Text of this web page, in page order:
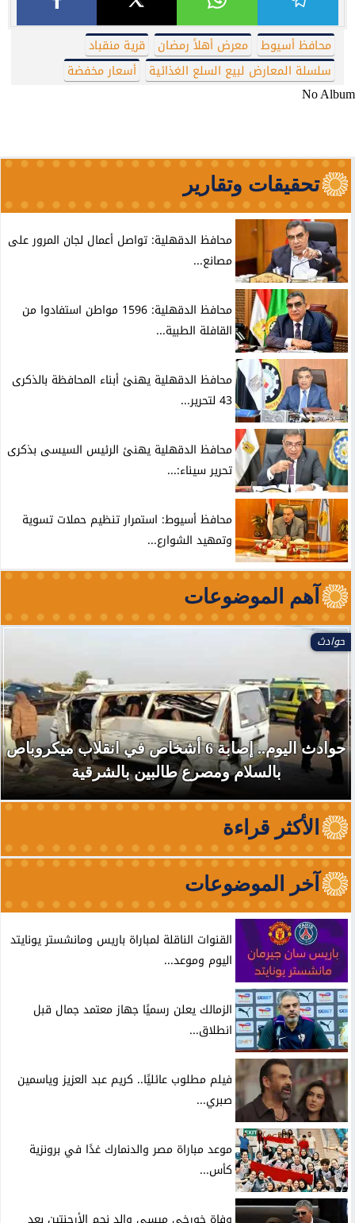
محافظ أسيوط معرض أهلاً رمضان
قرية منقباد
سلسلة المعارض لبيع السلع الغذائية
أسعار مخفضة
No Album
تحقيقات وتقارير
محافظ الدقهلية: تواصل أعمال لجان المرور على
مصانع...
محافظ الدقهلية: 1596 مواطن استفادوا من
القافلة الطبية...
محافظ الدقهلية يهنئ أبناء المحافظة بالذكرى
43 لتحرير...
محافظ الدقهلية يهنئ الرئيس السيسى بذكرى
تحرير سيناء:...
محافظ أسيوط: استمرار تنظيم حملات تسوية
وتمهيد الشوارع...
آهم الموضوعات
حوادث
حوادث اليوم.. إصابة 6 أشخاص في انقلاب ميكروباص
بالسلام ومصرع طالبين بالشرقية
الأكثر قراءة
آخر الموضوعات
القنوات الناقلة لمباراة باريس ومانشستر يونايتد
اليوم وموعد...
الزمالك يعلن رسميًا جهاز معتمد جمال قبل
انطلاق...
فيلم مطلوب عائليًا.. كريم عبد العزيز وياسمين
صبري...
موعد مباراة مصر والدنمارك غدًا في برونزية
كأس...